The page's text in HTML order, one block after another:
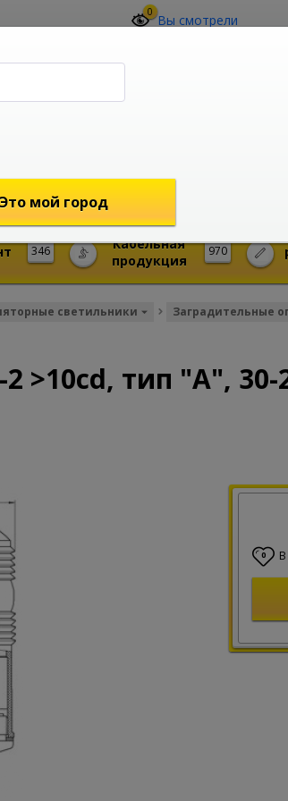
0 Вы смотрели
346 970
Кабельная
продукция
светильники
Заградительные
тип "А", 30-
0
Это мой город